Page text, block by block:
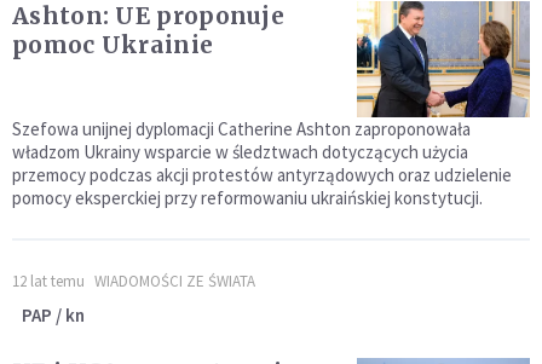
Ashton: UE proponuje
pomoc Ukrainie
Szefowa unijnej dyplomacji Catherine Ashton zaproponowała
władzom Ukrainy wsparcie w śledztwach dotyczących użycia
przemocy podczas akcji protestów antyrządowych oraz udzielenie
pomocy eksperckiej przy reformowaniu ukraińskiej konstytucji.
12 lat temu WIADOMOŚCI ZE ŚWIATA
PAP / kn